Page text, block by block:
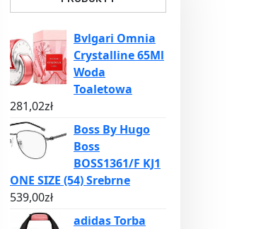
Bvlgari Omnia
Crystalline 65Ml
Woda
Toaletowa
281,02zł
Boss By Hugo
Boss
BOSS1361/F KJ1
ONE SIZE (54) Srebrne
539,00zł
adidas Torba